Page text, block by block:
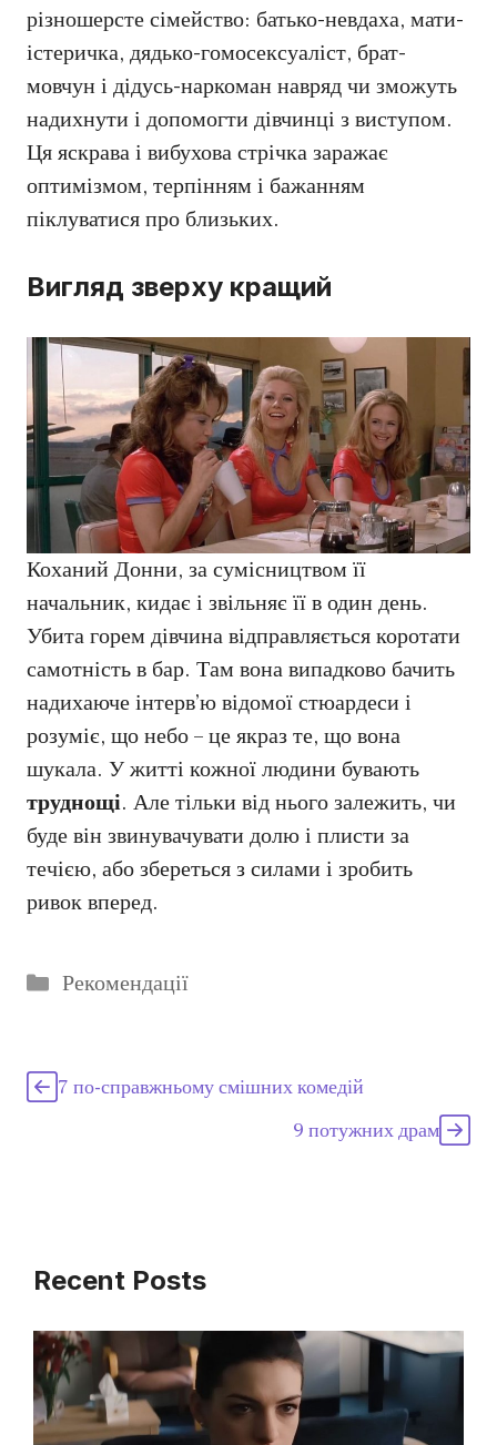
різношерсте сімейство: батько-невдаха, мати-
істеричка, дядько-гомосексуаліст, брат-
мовчун і дідусь-наркоман навряд чи зможуть
надихнути і допомогти дівчинці з виступом.
Ця яскрава і вибухова стрічка заражає
оптимізмом, терпінням і бажанням
піклуватися про близьких.
Вигляд зверху кращий
Коханий Донни, за сумісництвом її
начальник, кидає і звільняє її в один день.
Убита горем дівчина відправляється коротати
самотність в бар. Там вона випадково бачить
надихаюче інтерв’ю відомої стюардеси і
розуміє, що небо – це якраз те, що вона
шукала. У житті кожної людини бувають
труднощі. Але тільки від нього залежить, чи
буде він звинувачувати долю і плисти за
течією, або збереться з силами і зробить
ривок вперед.
Категорії
Рекомендації
7 по-справжньому смішних комедій
9 потужних драм
Recent Posts